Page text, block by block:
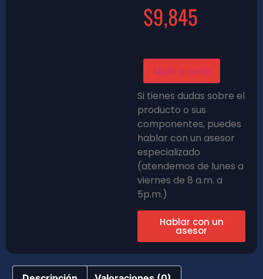
$9,845
Añadir al carrito
Si tienes dudas sobre el
producto o sus
componentes, puedes
hablar con un asesor
especializado
(atendemos de lunes a
viernes de 8 a.m. a
5p.m.)
Hablar con un
asesor